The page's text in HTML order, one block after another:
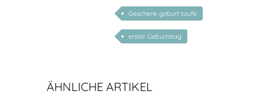
personalisiert
Geschenk geburt taufe
erster Geburtstag
ÄHNLICHE ARTIKEL